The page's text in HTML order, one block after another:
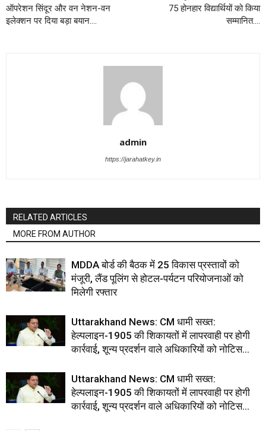
ऑपरेशन सिंदूर और वन नेशन-वन
इलेक्शन पर दिया बड़ा बयान….
75 होनहार विद्यार्थियों को किया
सम्मानित….
admin
https://jarahatkey.in
RELATED ARTICLES
MORE FROM AUTHOR
MDDA बोर्ड की बैठक में 25 विकास प्रस्तावों को
मंजूरी, लैंड पूलिंग से होटल-पर्यटन परियोजनाओं को
मिलेगी रफ्तार
Uttarakhand News: CM धामी सख्त:
हेल्पलाइन-1905 की शिकायतों में लापरवाही पर होगी
कार्रवाई, शून्य प्रदर्शन वाले अधिकारियों को नोटिस…
Uttarakhand News: CM धामी सख्त:
हेल्पलाइन-1905 की शिकायतों में लापरवाही पर होगी
कार्रवाई, शून्य प्रदर्शन वाले अधिकारियों को नोटिस…